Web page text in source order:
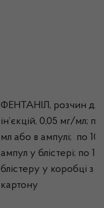
ФЕНТАНІЛ, розчин для
ін’єкцій, 0,05 мг/мл; по
мл або в ампулі; по 10
ампул у блістері; по 1
блістеру у коробці з
картону